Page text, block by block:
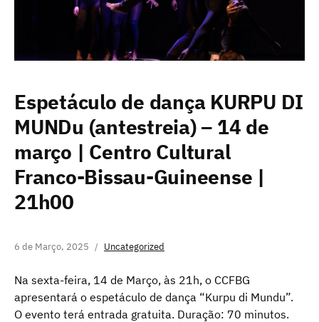
Espetáculo de dança KURPU DI
MUNDu (antestreia) – 14 de
março | Centro Cultural
Franco-Bissau-Guineense |
21h00
6 de Março, 2025 Uncategorized
Na sexta-feira, 14 de Março, às 21h, o CCFBG
apresentará o espetáculo de dança “Kurpu di Mundu”.
O evento terá entrada gratuita. Duração: 70 minutos.